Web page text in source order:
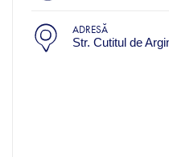
ADRESĂ
Str. Cutitul de